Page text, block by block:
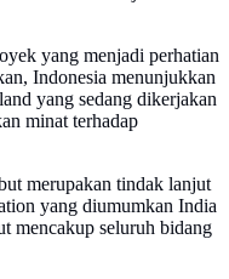
yang menjadi perhatian
Indonesia menunjukkan
yang sedang dikerjakan
minat terhadap
merupakan tindak lanjut
yang diumumkan India
mencakup seluruh bidang